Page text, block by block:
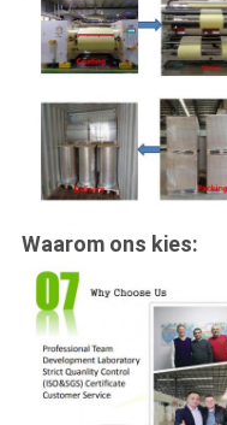
Waarom ons kies: